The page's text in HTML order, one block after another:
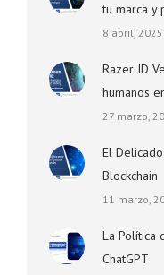
tu marca y
8 abril, 2025
Razer ID
humanos
27 marzo,
El
Blockchain
11 marzo,
La Política
ChatGPT